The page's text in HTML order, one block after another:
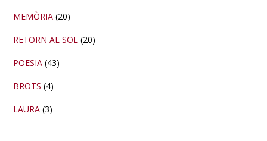
MEMÒRIA (20)
RETORN AL SOL (20)
POESIA (43)
BROTS (4)
LAURA (3)